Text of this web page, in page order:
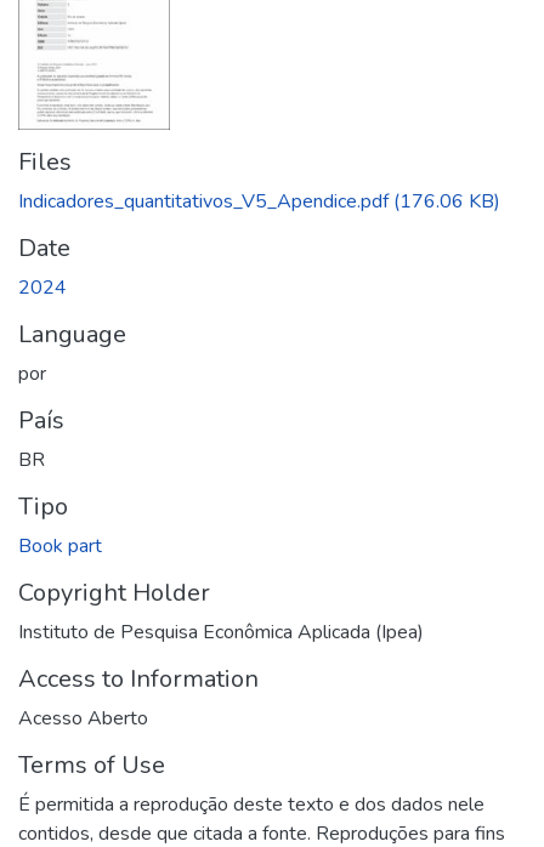
Files
Indicadores_quantitativos_V5_Apendice.pdf(176.06 KB)
Date
2024
Language
por
País
BR
Tipo
Book part
Copyright Holder
Instituto de Pesquisa Econômica Aplicada (Ipea)
Access to Information
Acesso Aberto
Terms of Use
É permitida a reprodução deste texto e dos dados nele
contidos, desde que citada a fonte. Reproduções para fins